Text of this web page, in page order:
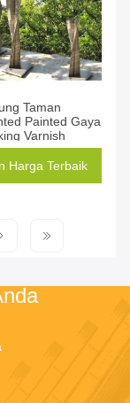
Taman
Painted Gaya
Varnish
Harga Terbaik